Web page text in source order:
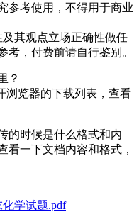
参考使用，不得用于商业
其观点立场正确性做任
考，付费前请自行鉴别。
？
浏览器的下载列表，查看
的时候是什么格式和内
看一下文档内容和格式，
学试题.pdf